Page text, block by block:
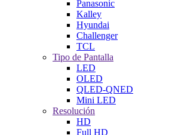
Panasonic
Kalley
Hyundai
Challenger
TCL
Tipo de Pantalla
LED
OLED
QLED-QNED
Mini LED
Resolución
HD
Full HD